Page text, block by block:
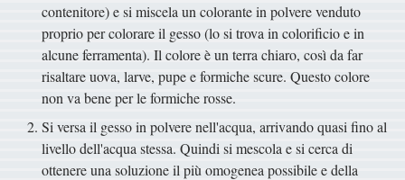
contenitore) e si miscela un colorante in polvere venduto
proprio per colorare il gesso (lo si trova in colorificio e in
alcune ferramenta). Il colore è un terra chiaro, così da far
risaltare uova, larve, pupe e formiche scure. Questo colore
non va bene per le formiche rosse.
Si versa il gesso in polvere nell'acqua, arrivando quasi fino al
livello dell'acqua stessa. Quindi si mescola e si cerca di
ottenere una soluzione il più omogenea possibile e della